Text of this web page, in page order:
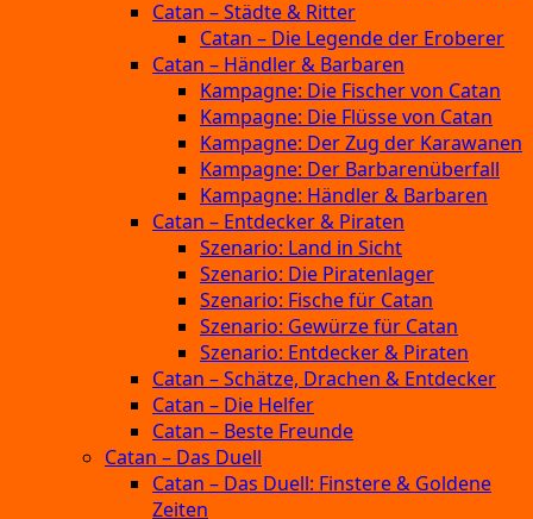
Catan – Städte & Ritter
Catan – Die Legende der Eroberer
Catan – Händler & Barbaren
Kampagne: Die Fischer von Catan
Kampagne: Die Flüsse von Catan
Kampagne: Der Zug der Karawanen
Kampagne: Der Barbarenüberfall
Kampagne: Händler & Barbaren
Catan – Entdecker & Piraten
Szenario: Land in Sicht
Szenario: Die Piratenlager
Szenario: Fische für Catan
Szenario: Gewürze für Catan
Szenario: Entdecker & Piraten
Catan – Schätze, Drachen & Entdecker
Catan – Die Helfer
Catan – Beste Freunde
Catan – Das Duell
Catan – Das Duell: Finstere & Goldene
Zeiten